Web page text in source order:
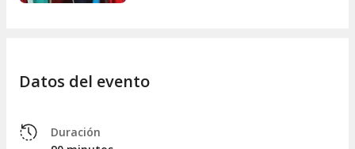
Datos del evento
Duración